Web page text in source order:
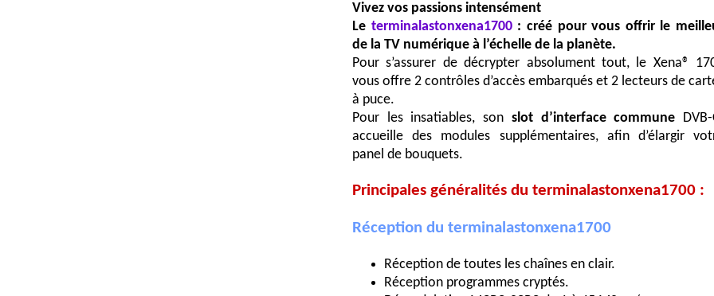
Vivez vos passions intensément
Le terminalastonxena1700: créé pour vous offrir le
de la TV numérique à l’échelle de la planète.
Pour s’assurer de décrypter absolument tout, le Xena®
vous offre 2 contrôles d’accès embarqués et 2 lecteurs de
à puce.
Pour les insatiables, son slot d’interface commune DVB-
accueille des modules supplémentaires, afin d’élargir
panel de bouquets.
Principales généralités du terminalastonxena1700 :
Réception du terminalastonxena1700
Réception de toutes les chaînes en clair.
Réception programmes cryptés.